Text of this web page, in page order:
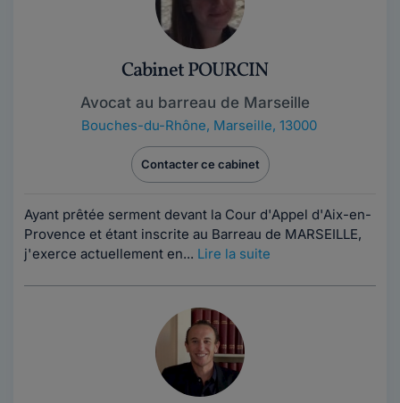
Cabinet POURCIN
Avocat au barreau de Marseille
Bouches-du-Rhône, Marseille, 13000
Contacter ce cabinet
Ayant prêtée serment devant la Cour d'Appel d'Aix-en-
Provence et étant inscrite au Barreau de MARSEILLE,
j'exerce actuellement en... Lire la suite